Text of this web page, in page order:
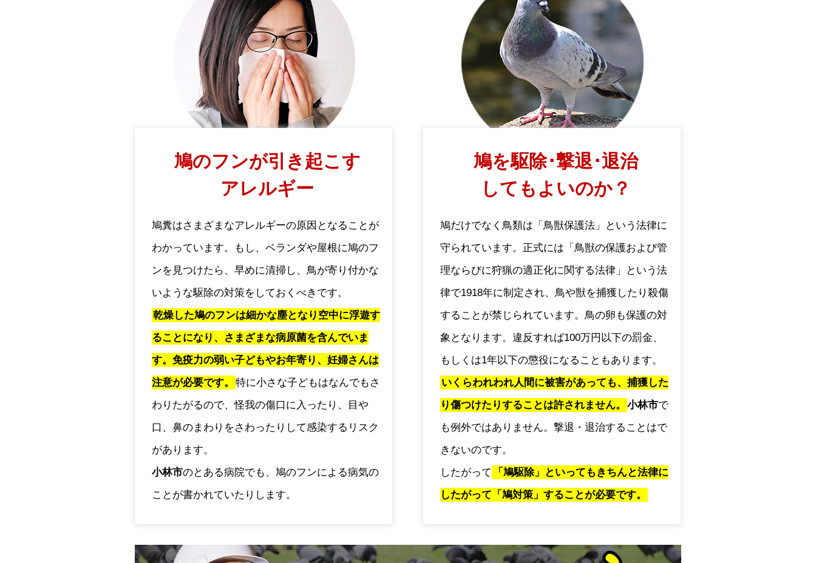
鳩のフンが引き起こす
アレルギー
鳩糞はさまざまなアレルギーの原因となることが
わかっています。もし、ベランダや屋根に鳩のフ
ンを見つけたら、早めに清掃し、鳥が寄り付かな
いような駆除の対策をしておくべきです。
乾燥した鳩のフンは細かな塵となり空中に浮遊す
ることになり、さまざまな病原菌を含んでいま
す。免疫力の弱い子どもやお年寄り、妊婦さんは
注意が必要です。
特に小さな子どもはなんでもさ
わりたがるので、怪我の傷口に入ったり、目や
口、鼻のまわりをさわったりして感染するリスク
があります。
小林市のとある病院でも、鳩のフンによる病気の
ことが書かれていたりします。
鳩を駆除･撃退･退治
してもよいのか？
鳩だけでなく鳥類は「鳥獣保護法」という法律に
守られています。正式には「鳥獣の保護および管
理ならびに狩猟の適正化に関する法律」という法
律で1918年に制定され、鳥や獣を捕獲したり殺傷
することが禁じられています。鳥の卵も保護の対
象となります。違反すれば100万円以下の罰金、
もしくは1年以下の懲役になることもあります。
いくらわれわれ人間に被害があっても、捕獲した
り傷つけたりすることは許されません。
小林市で
も例外ではありません。撃退・退治することはで
きないのです。
したがって
「鳩駆除」といってもきちんと法律に
したがって「鳩対策」することが必要です。